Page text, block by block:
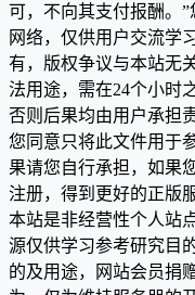
可，不向其支付报酬。
网络，仅供用户交流学
有，版权争议与本站无
法用途，需在24个小时
否则后果均由用户承担
您同意只将此文件用于
果请您自行承担，如果
注册，得到更好的正版服
本站是非经营性个人站
源仅供学习参考研究目
的及用途，网站会员捐